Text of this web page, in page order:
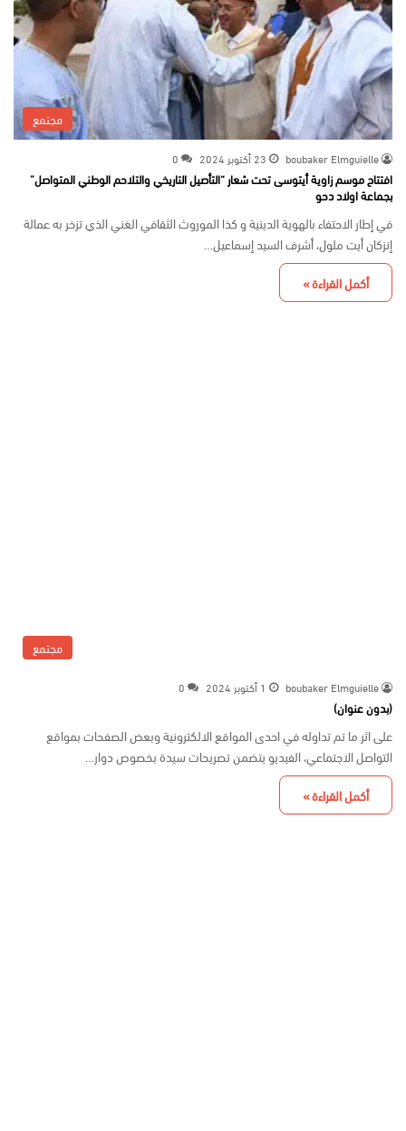
مجتمع
boubaker Elmguielle 23 أكتوبر 2024 0
افتتاح موسم زاوية أيتوسى تحت شعار “التأصيل التاريخي والتلاحم الوطني المتواصل”
بجماعة اولاد دحو
في إطار الاحتفاء بالهوية الدينية و كذا الموروث الثقافي الغني الذي تزخر به عمالة
إنزكان أيت ملول، أشرف السيد إسماعيل…
أكمل القراءة »
مجتمع
boubaker Elmguielle 1 أكتوبر 2024 0
(بدون عنوان)
على اثر ما تم تداوله في احدى المواقع الالكترونية وبعض الصفحات بمواقع
التواصل الاجتماعي، الفيديو يتضمن تصريحات سيدة بخصوص دوار…
أكمل القراءة »